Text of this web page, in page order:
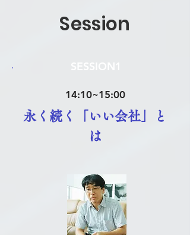
Session
14:10~15:00
永く続く「いい会社」と
は